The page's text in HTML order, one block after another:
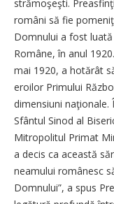
strămoşeşti.
români să fie
Domnului a fost
Române, în anul
mai 1920, a hotărât
eroilor Primului
dimensiuni naţionale.
Sfântul Sinod al
Mitropolitul Primat
a decis ca această
neamului românesc
Domnului”, a spus